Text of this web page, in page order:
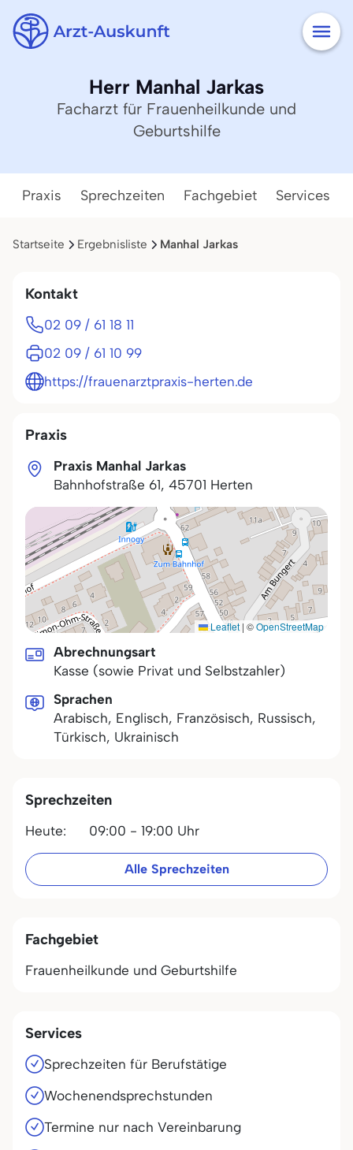
Herr Manhal Jarkas
Facharzt für Frauenheilkunde und
Geburtshilfe
Praxis Sprechzeiten Fachgebiet Services
Startseite Ergebnisliste Manhal Jarkas
Praxis
Praxis Manhal Jarkas
Bahnhofstraße 61, 45701 Herten
Leaflet | ©OpenStreetMap
Abrechnungsart
Kasse (sowie Privat und Selbstzahler)
Sprachen
Arabisch, Englisch, Französisch, Russisch,
Türkisch, Ukrainisch
Sprechzeiten
Heute: 09:00 - 19:00 Uhr
Alle Sprechzeiten
Fachgebiet
Frauenheilkunde und Geburtshilfe
Services
Sprechzeiten für Berufstätige
Wochenendsprechstunden
Termine nur nach Vereinbarung
Kontakt
02 09 / 61 18 11
02 09 / 61 10 99
https://frauenarztpraxis-herten.de